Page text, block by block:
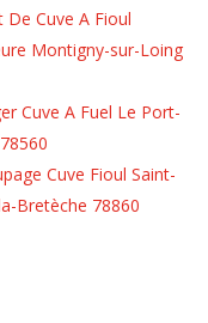
De Cuve A Fioul
Montigny-sur-Loing
Cuve A Fuel Le Port-
Cuve Fioul Saint-
Bretèche 78860